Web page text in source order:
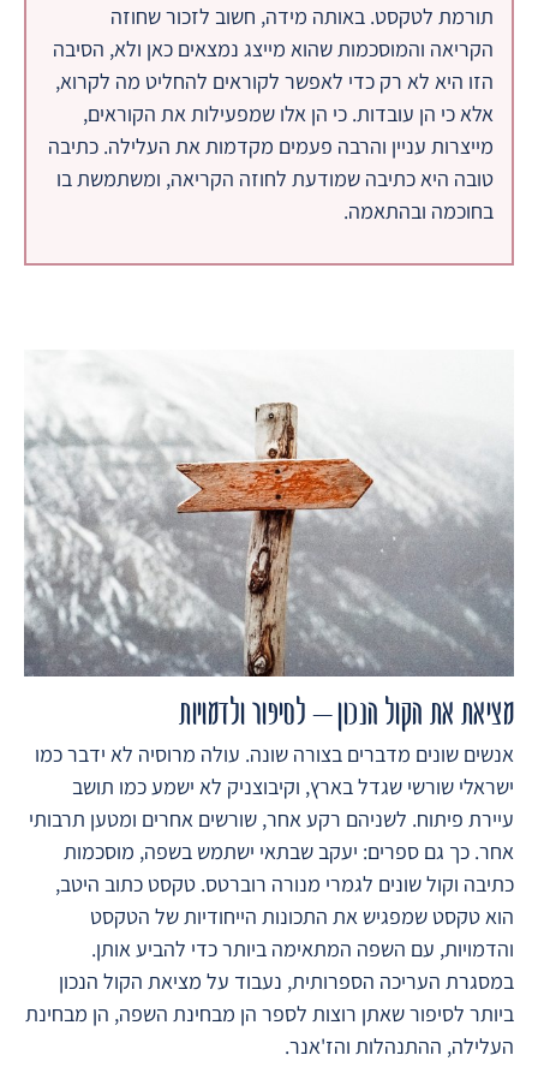
תורמת לטקסט. באותה מידה, חשוב לזכור שחוזה
הקריאה והמוסכמות שהוא מייצג נמצאים כאן ולא, הסיבה
הזו היא לא רק כדי לאפשר לקוראים להחליט מה לקרוא,
אלא כי הן עובדות. כי הן אלו שמפעילות את הקוראים,
מייצרות עניין והרבה פעמים מקדמות את העלילה. כתיבה
טובה היא כתיבה שמודעת לחוזה הקריאה, ומשתמשת בו
בחוכמה ובהתאמה.
מציאת את הקול הנכון – לסיפור ולדמויות
אנשים שונים מדברים בצורה שונה. עולה מרוסיה לא ידבר כמו
ישראלי שורשי שגדל בארץ, וקיבוצניק לא ישמע כמו תושב
עיירת פיתוח. לשניהם רקע אחר, שורשים אחרים ומטען תרבותי
אחר. כך גם ספרים: יעקב שבתאי ישתמש בשפה, מוסכמות
כתיבה וקול שונים לגמרי מנורה רוברטס. טקסט כתוב היטב,
הוא טקסט שמפגיש את התכונות הייחודיות של הטקסט
והדמויות, עם השפה המתאימה ביותר כדי להביע אותן.
במסגרת העריכה הספרותית, נעבוד על מציאת הקול הנכון
ביותר לסיפור שאתן רוצות לספר הן מבחינת השפה, הן מבחינת
העלילה, ההתנהלות והז'אנר.